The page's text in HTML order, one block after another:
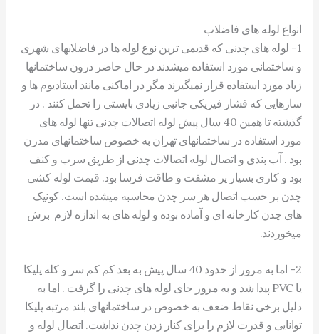
انواع لوله های فاضلاب
1- لوله های چدنی که قدیمی ترین نوع لوله ها در فاضلابهای شهری
و ساختمانی مورد استفاده میشدند در حال حاضر درون ساختمانها
زیاد مورد استفاده قرار نمیگیرند مگر در اماکنی مانند استادیوم ها و
سازهایی که فشار فیزیکی جانبی زیادی بایستی را تحمل کنند . در
گذشته تا همین 40 سال پیش لوله اتصالات چدنی تنها لوله های
مورد استفاده در ساختمانهای تهران به خصوص ساختمانهای مدرن
بود . آب بندی و اتصال لوله اتصالات چدنی از طریق سرب و کنف
بود و کاری بسیار پر مشقت و طاقت فرسا بود. قیمت لوله کشی
چدن بر حسب اتصال هر سر چدن محاسبه میشده است. کونیک
های چدن کارخانه ای و آماده بوده و لوله های به اندازه لازم برش
میخوردند.
2- اما به مرور از حدود 40 سال پیش به بعد کم کم سر و کله پلیکا
یا PVC پیدا شد و به مرور جای لوله های چدنی را گرفت . اما به
دلیل برخی نقاط ضعف به خصوص در ساختمانهای بلند مرتبه پلیکا
توانایی و قدرت لازم را برای کنار زدن چدن نداشت. اتصال لوله و